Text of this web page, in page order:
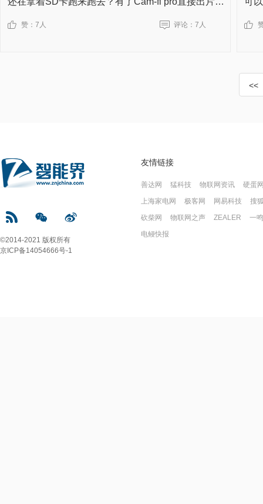
赞： 7人 评论： 7人
<<
©2014-2021 版权所有
京ICP备14054666号-1
友情链接
善达网 猛科技 物联网资讯
硬蛋
上海家电网
极客网 网易科技
搜
砍柴网
物联网之声 ZEALER
一
电鳗快报